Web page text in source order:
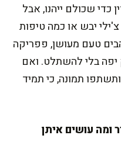
כדי שכולם ייהנו, אבל
יבש או כמה טיפות
טעם מעושן, פפריקה
יפה בלי להשתלט. ואם
תמונה, כי תמיד
ומה עושים איתן